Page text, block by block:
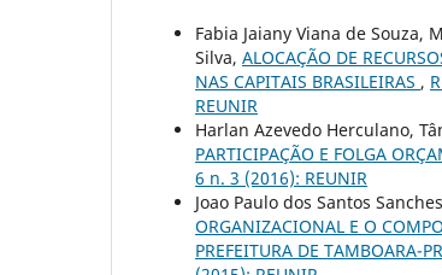
Fabia Jaiany Viana de
Silva, ALOCAÇÃO DE
NAS CAPITAIS BRASILEIRAS ,
REUNIR
Harlan Azevedo Herculano,
PARTICIPAÇÃO E FOLGA
6 n. 3 (2016): REUNIR
Joao Paulo dos Santos
ORGANIZACIONAL E O
PREFEITURA DE TAMBOARA-PR